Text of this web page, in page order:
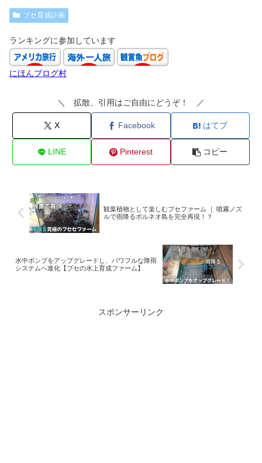
ブセ育成計画
ランキングに参加しています
にほんブログ村
＼ 拡散、引用はご自由にどうぞ！ ／
X Facebook はてブ
LINE Pinterest コピー
観葉植物として楽しむブセファーム ｜ 噴霧ノズ
ルで雨降るボルネオ島を完全再現！？
水中ポンプをアップグレードし、パワフルな降雨
システムへ進化【ブセの水上育成ファーム】
スポンサーリンク